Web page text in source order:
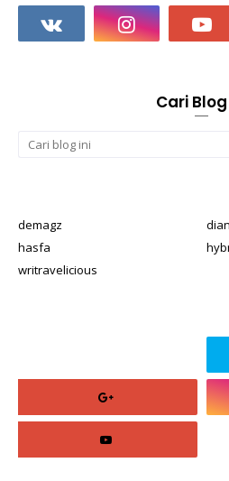
Cari
demagz
hasfa
writravelicious